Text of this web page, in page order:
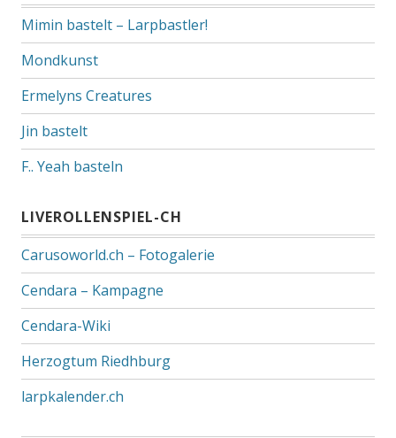
Mimin bastelt – Larpbastler!
Mondkunst
Ermelyns Creatures
Jin bastelt
F.. Yeah basteln
LIVEROLLENSPIEL-CH
Carusoworld.ch – Fotogalerie
Cendara – Kampagne
Cendara-Wiki
Herzogtum Riedhburg
larpkalender.ch